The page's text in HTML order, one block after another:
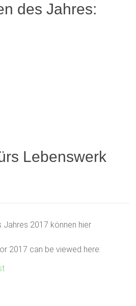
des Jahres:
Lebenswerk
Jahres 2017 können hier
2017 can be viewed here: